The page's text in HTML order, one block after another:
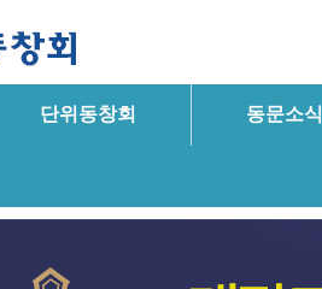
단위동창회 동문소식